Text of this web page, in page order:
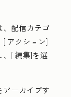
、配信カテゴ
[ アクション]
、[編集]を選
アーカイブす